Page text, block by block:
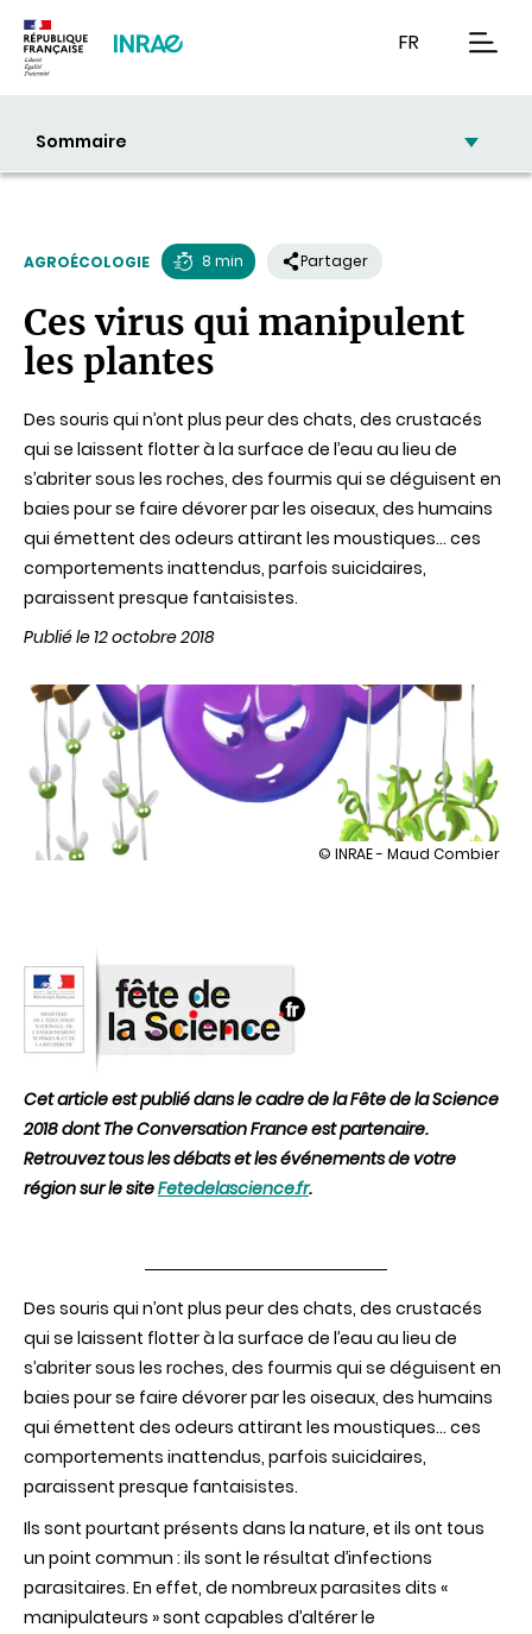
FR
Sommaire
AGROÉCOLOGIE
de
lecture
8 min Partager
Ces virus qui manipulent
les plantes
Des souris qui n’ont plus peur des chats, des crustacés
qui se laissent flotter à la surface de l’eau au lieu de
s’abriter sous les roches, des fourmis qui se déguisent en
baies pour se faire dévorer par les oiseaux, des humains
qui émettent des odeurs attirant les moustiques… ces
comportements inattendus, parfois suicidaires,
paraissent presque fantaisistes.
Publié le 12 octobre 2018
illustration
© INRAE - Maud Combier
Cet article est publié dans le cadre de la Fête de la Science
2018 dont The Conversation France est partenaire.
Retrouvez tous les débats et les événements de votre
région sur le siteFetedelascience.fr.
Des souris qui n’ont plus peur des chats, des crustacés
qui se laissent flotter à la surface de l’eau au lieu de
s’abriter sous les roches, des fourmis qui se déguisent en
baies pour se faire dévorer par les oiseaux, des humains
qui émettent des odeurs attirant les moustiques… ces
comportements inattendus, parfois suicidaires,
paraissent presque fantaisistes.
Ils sont pourtant présents dans la nature, et ils ont tous
un point commun : ils sont le résultat d’infections
parasitaires. En effet, de nombreux parasites dits «
manipulateurs » sont capables d’altérer le